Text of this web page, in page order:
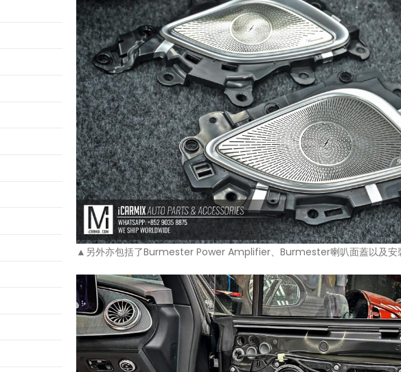
▲另外亦包括了Burmester Power Amplifier、Burmester喇叭面蓋以及安